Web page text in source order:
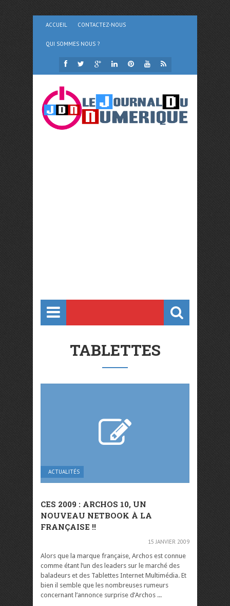
ACCUEIL CONTACTEZ-NOUS
QUI SOMMES NOUS ?
TABLETTES
ACTUALITÉS
CES 2009 : ARCHOS 10, UN
NOUVEAU NETBOOK À LA
FRANÇAISE !!
15 JANVIER 2009
Alors que la marque française, Archos est connue
comme étant l’un des leaders sur le marché des
baladeurs et des Tablettes Internet Multimédia. Et
bien il semble que les nombreuses rumeurs
concernant l’annonce surprise d’Archos ...